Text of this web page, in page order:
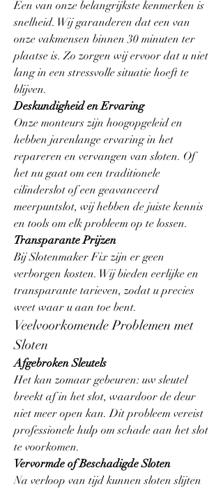
Een van onze belangrijkste kenmerken is
snelheid. Wij garanderen dat een van
onze vakmensen binnen 30 minuten ter
plaatse is. Zo zorgen wij ervoor dat u niet
lang in een stressvolle situatie hoeft te
blijven.
Deskundigheid en Ervaring
Onze monteurs zijn hoogopgeleid en
hebben jarenlange ervaring in het
repareren en vervangen van sloten. Of
het nu gaat om een traditionele
cilinderslot of een geavanceerd
meerpuntslot, wij hebben de juiste kennis
en tools om elk probleem op te lossen.
Transparante Prijzen
Bij Slotenmaker Fix zijn er geen
verborgen kosten. Wij bieden eerlijke en
transparante tarieven, zodat u precies
weet waar u aan toe bent.
Veelvoorkomende Problemen met
Sloten
Afgebroken Sleutels
Het kan zomaar gebeuren: uw sleutel
breekt af in het slot, waardoor de deur
niet meer open kan. Dit probleem vereist
professionele hulp om schade aan het slot
te voorkomen.
Vervormde of Beschadigde Sloten
Na verloop van tijd kunnen sloten slijten